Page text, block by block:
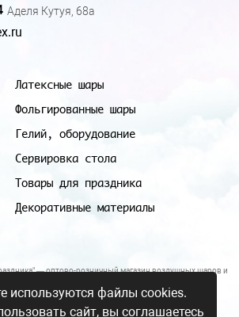
Латексные шары
Фольгированные шары
Гелий, оборудование
Сервировка стола
Товары для праздника
Декоративные материалы
Аделя Кутуя, 68а
— оптово-розничный магазин воздушных шаров и
на данном сайте, не являются публичной офертой.
используются файлы cookies.
сайт, вы соглашаетесь